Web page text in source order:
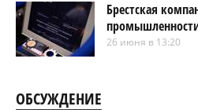
Брестская
26 июня в 13:20
ОБСУЖДЕНИЕ